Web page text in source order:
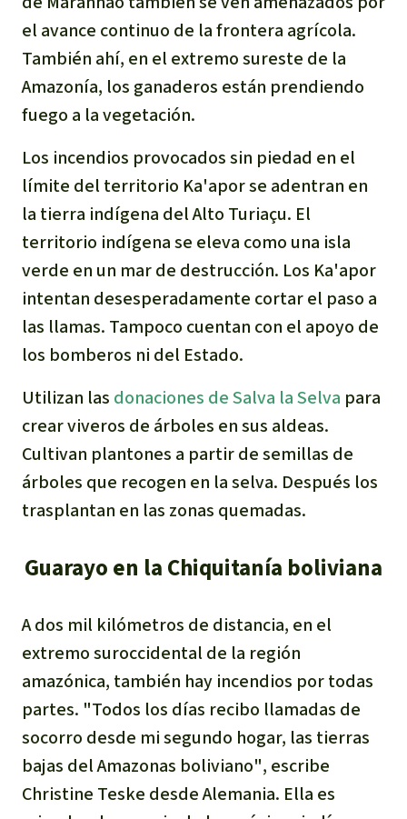
el avance continuo de la frontera agrícola.
También ahí, en el extremo sureste de la
Amazonía, los ganaderos están prendiendo
fuego a la vegetación.
Los incendios provocados sin piedad en el
límite del territorio Ka'apor se adentran en
la tierra indígena del Alto Turiaçu. El
territorio indígena se eleva como una isla
verde en un mar de destrucción. Los Ka'apor
intentan desesperadamente cortar el paso a
las llamas. Tampoco cuentan con el apoyo de
los bomberos ni del Estado.
Utilizan las donaciones de Salva la Selva para
crear viveros de árboles en sus aldeas.
Cultivan plantones a partir de semillas de
árboles que recogen en la selva. Después los
trasplantan en las zonas quemadas.
Guarayo en la Chiquitanía boliviana
A dos mil kilómetros de distancia, en el
extremo suroccidental de la región
amazónica, también hay incendios por todas
partes. "Todos los días recibo llamadas de
socorro desde mi segundo hogar, las tierras
bajas del Amazonas boliviano", escribe
Christine Teske desde Alemania. Ella es